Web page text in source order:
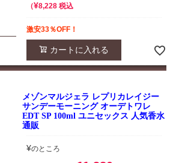
¥8,228 税込
激安33％OFF！
カートに入れる
メゾンマルジェラ レプリカレイジー
サンデーモーニング オーデトワレ
EDT SP 100ml ユニセックス 人気香水
通販
¥のところ